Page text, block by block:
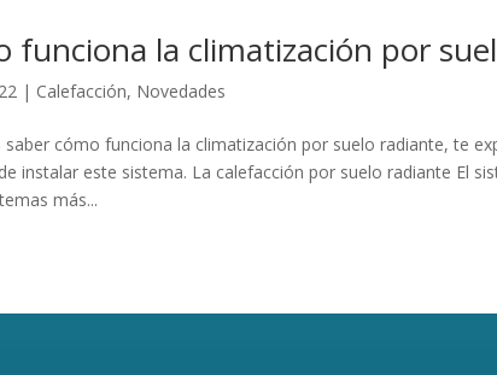
funciona la climatización por
| Calefacción, Novedades
saber cómo funciona la climatización por suelo radiante, te
instalar este sistema. La calefacción por suelo radiante El
más...